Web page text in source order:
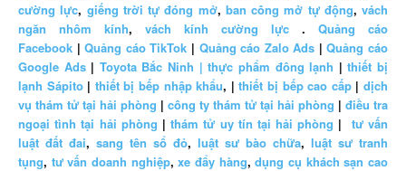
cường lực, giếng trời tự đóng mở, ban công mở tự động, vách
ngăn nhôm kính, vách kính cường lực . Quảng cáo
Facebook |Quảng cáo TikTok | Quảng cáo Zalo Ads |Quảng cáo
Google Ads| Toyota Bắc Ninh | thực phẩm đông lạnh |thiết bị
lạnh Sápito | thiết bị bếp nhập khẩu, |thiết bị bếp cao cấp|dịch
vụ thám tử tại hải phòng | công ty thám tử tại hải phòng | điều tra
ngoại tình tại hải phòng |thám tử uy tín tại hải phòng | tư vấn
luật đất đai, sang tên sổ đỏ, luật sư bào chữa, luật sư tranh
tụng, tư vấn doanh nghiệp,xe đẩy hàng,dụng cụ khách sạn cao